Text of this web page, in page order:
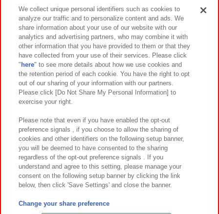
イベント・キャンペーン
関連会社 サステナビリティ サイトポリシー
プライバシーポリシー ウェブアクセシビリティ方針と検証結果
お取引先さまとともに
カスタマーハラスメント対応方針 よくあるご質問・お問い合わせ
©Bandai Namco Amusement Inc.
©Bandai Namco Amusement Lab Inc.
We collect unique personal identifiers such as cookies to
analyze our traffic and to personalize content and ads. We
share information about your use of our website with our
analytics and advertising partners, who may combine it with
other information that you have provided to them or that they
have collected from your use of their services. Please click
" here" to see more details about how we use cookies and
the retention period of each cookie. You have the right to opt
out of our sharing of your information with our partners.
Please click [Do Not Share My Personal Information] to
exercise your right.
Please note that even if you have enabled the opt-out
preference signals , if you choose to allow the sharing of
cookies and other identifiers on the following setup banner,
you will be deemed to have consented to the sharing
regardless of the opt-out preference signals . If you
understand and agree to this setting, please manage your
consent on the following setup banner by clicking the link
below, then click 'Save Settings' and close the banner.
Change your share preference